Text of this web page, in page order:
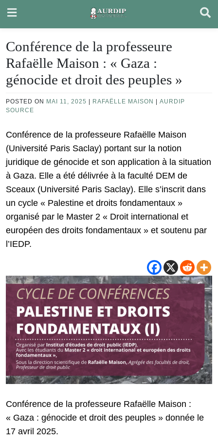
content
Conférence de la professeure
Rafaëlle Maison : « Gaza :
génocide et droit des peuples »
POSTED ON MAI 11, 2025 RAFAËLLE MAISON
AURDIP
SOURCE
Conférence de la professeure Rafaëlle Maison
(Université Paris Saclay) portant sur la notion
juridique de génocide et son application à la situation
à Gaza. Elle a été délivrée à la faculté DEM de
Sceaux (Université Paris Saclay). Elle s’inscrit dans
un cycle « Palestine et droits fondamentaux »
organisé par le Master 2 « Droit international et
européen des droits fondamentaux » et soutenu par
l’IEDP.
Conférence de la professeure Rafaëlle Maison :
« Gaza : génocide et droit des peuples » donnée le
17 avril 2025.